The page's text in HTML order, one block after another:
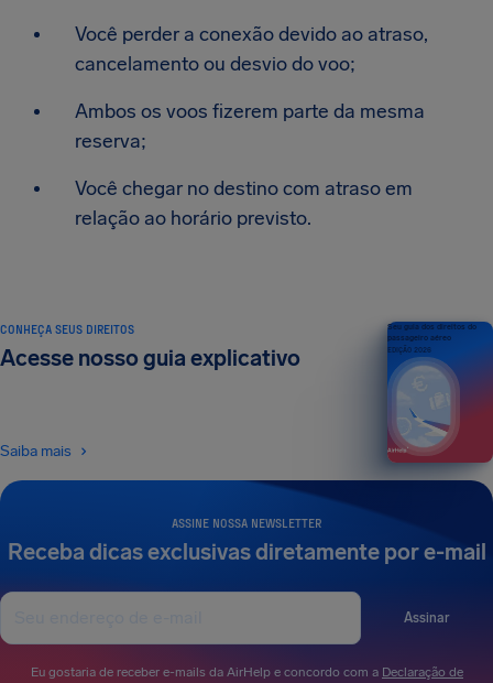
Você perder a conexão devido ao atraso,
cancelamento ou desvio do voo;
Ambos os voos fizerem parte da mesma
reserva;
Você chegar no destino com atraso em
relação ao horário previsto.
ASSINE NOSSA NEWSLETTER
Receba dicas exclusivas diretamente por e-mail
Assinar
Eu gostaria de receber e-mails da AirHelp e concordo com a Declaração de
CONHEÇA SEUS DIREITOS
Acesse nosso guia explicativo
Saiba mais
Seu guia dos direitos do
passageiro aéreo
EDIÇÃO 2026